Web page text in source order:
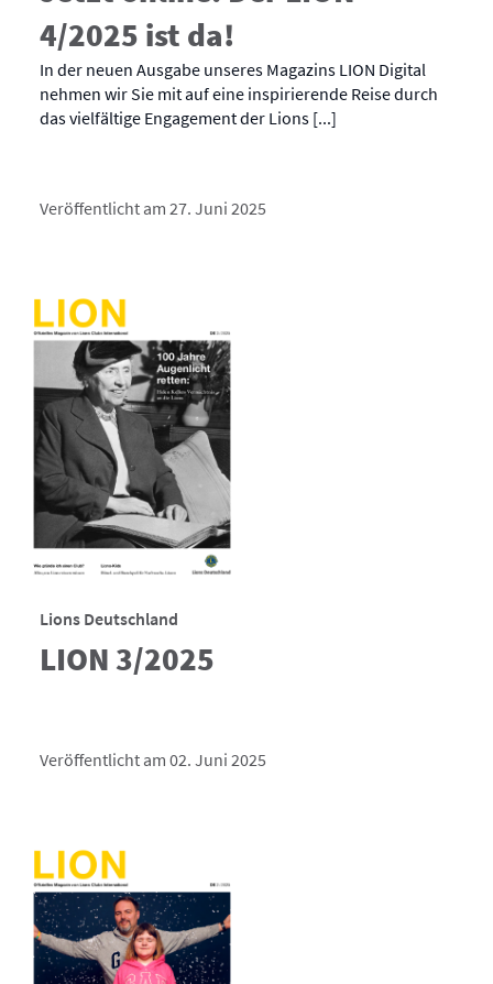
4/2025 ist da!
In der neuen Ausgabe unseres Magazins LION Digital
nehmen wir Sie mit auf eine inspirierende Reise durch
das vielfältige Engagement der Lions [...]
Veröffentlicht am 27. Juni 2025
Lions Deutschland
LION 3/2025
Veröffentlicht am 02. Juni 2025